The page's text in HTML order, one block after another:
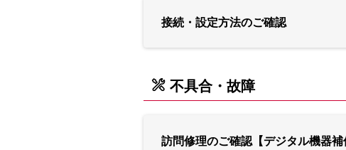
接続・設定方法のご確認
不具合・故障
訪問修理のご確認【デジタル機器補